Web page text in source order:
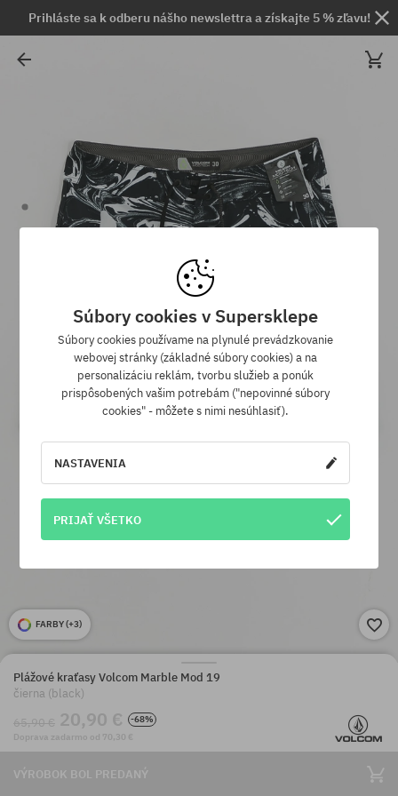
Prihláste sa k odberu nášho newslettra a získajte 5 % zľavu!
FARBY (+3)
Plážové kraťasy Volcom Marble Mod 19
čierna (black)
65,90 € 20,90 €
-68%
Doprava zadarmo od 70,30 €
VÝROBOK BOL PREDANÝ
Súbory cookies v Supersklepe
Súbory cookies používame na plynulé prevádzkovanie
webovej stránky (základné súbory cookies) a na
personalizáciu reklám, tvorbu služieb a ponúk
prispôsobených vašim potrebám ("nepovinné súbory
cookies" - môžete s nimi nesúhlasiť).
NASTAVENIA
PRIJAŤ VŠETKO